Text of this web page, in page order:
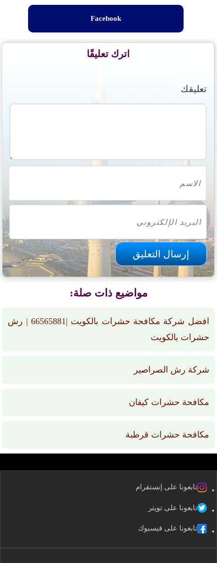
Facebook
اترك تعليقًا
تعليقك
مواضيع ذات صلة:
افضل شركة مكافحة حشرات بالكويت |66565881 | رش
حشرات بالكويت
شركة رش الصراصير
مكافحة حشرات كيفان
مكافحة حشرات قرطبة
تابعونا على إنستقرام
تابعونا على تويتر
تابعونا على فيسبوك